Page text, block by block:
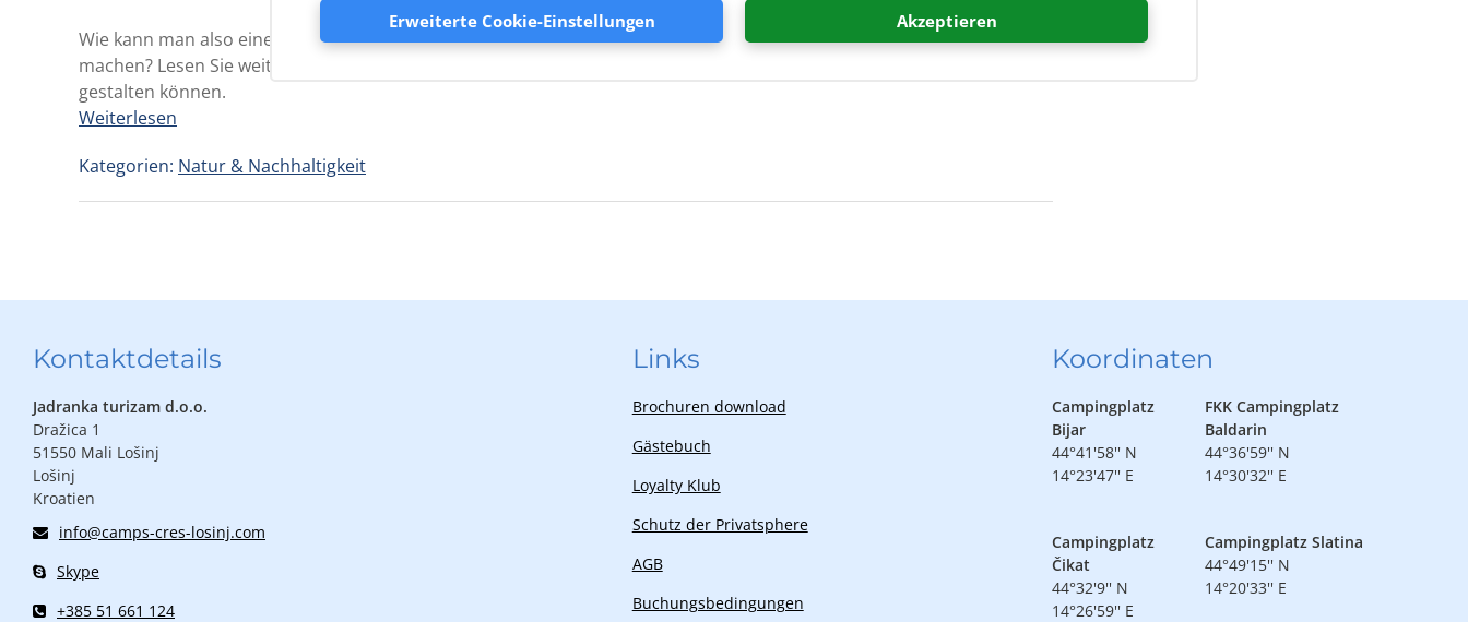
Wie kann man also einen Campingurlaub genießen und gleichzeitig dazu beitragen, die Welt ein wenig grüner zu
machen? Lesen Sie weiter für einige Möglichkeiten, wie Sie Ihren Campingurlaub nachhaltiger und umweltfreundlicher
gestalten können.
Weiterlesen
Kategorien: Natur & Nachhaltigkeit
Kontaktdetails
Jadranka turizam d.o.o.
Dražica 1
51550 Mali Lošinj
Lošinj
Kroatien
info@camps-cres-losinj.com
Skype
+385 51 661 124
Links
Brochuren download
Gästebuch
Loyalty Klub
Schutz der Privatsphere
AGB
Buchungsbedingungen
Koordinaten
Campingplatz
Bijar
44°41'58'' N
14°23'47'' E
FKK Campingplatz
Baldarin
44°36'59'' N
14°30'32'' E
Campingplatz
Čikat
44°32'9'' N
14°26'59'' E
Campingplatz Slatina
44°49'15'' N
14°20'33'' E
Erweiterte Cookie-Einstellungen Akzeptieren